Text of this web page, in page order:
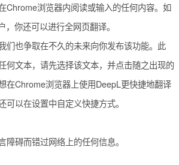
Chrome浏览器内阅读或输入的任何内容。如
你还可以进行全网页翻译。
们也争取在不久的未来向你发布该功能。此
何文本，请先选择该文本，并点击随之出现的
在Chrome浏览器上使用DeepL更快捷地翻译
可以在设置中自定义快捷方式。
障碍而错过网络上的任何信息。